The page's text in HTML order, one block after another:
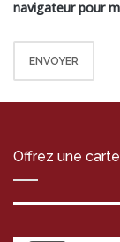
navigateur pour
Offrez une